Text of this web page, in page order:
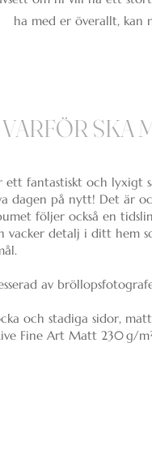
ha med er överallt, kan
VARFÖR SKA
ett fantastiskt och lyxigt
dagen på nytt! Det är
följer också en
vacker detalj i ditt hem
av
och stadiga sidor,
Fine Art Matt 230 g/